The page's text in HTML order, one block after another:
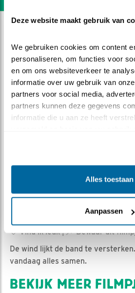
Deze website maakt gebruik van
We gebruiken cookies om content
personaliseren, om functies voor
en om ons websiteverkeer te
informatie over uw gebruik van
partners voor social media,
partners kunnen deze gegevens
informatie die u aan ze heeft
Alles toestaan
Aanpassen
DEEL DIT FILMPJE
Saampjes
Vind ik leuk| Bewaar dit
De wind lijkt de band te
vandaag alles samen.
BEKIJK MEER